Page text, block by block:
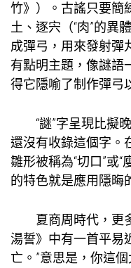
竹》）。古謠只要簡
土、逐宍（“肉”的異
成彈弓，用來發射彈
有點明主題，像謎語
得它隱喻了制作彈弓
“謎”字呈現比擬
還沒有收錄這個字。
雛形被稱為“切口”或
的特色就是應用隱晦
夏商周時代，更
湯誓》中有一首平易
亡。”意思是，你這